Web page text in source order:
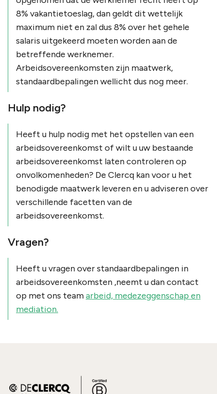
8% vakantietoeslag, dan geldt dit wettelijk
maximum niet en zal dus 8% over het gehele
salaris uitgekeerd moeten worden aan de
betreffende werknemer.
Arbeidsovereenkomsten zijn maatwerk,
standaardbepalingen wellicht dus nog meer.
Hulp nodig?
Heeft u hulp nodig met het opstellen van een
arbeidsovereenkomst of wilt u uw bestaande
arbeidsovereenkomst laten controleren op
onvolkomenheden? De Clercq kan voor u het
benodigde maatwerk leveren en u adviseren over
verschillende facetten van de
arbeidsovereenkomst.
Vragen?
Heeft u vragen over standaardbepalingen in
arbeidsovereenkomsten ,neemt u dan contact
op met ons teamarbeid, medezeggenschap en
mediation.